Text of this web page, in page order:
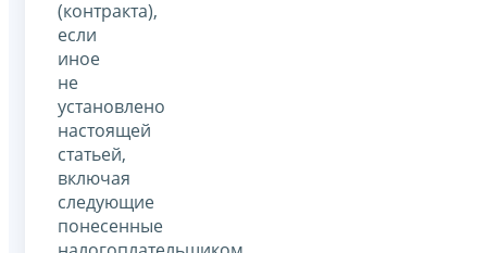
(контракта),
если
иное
не
установлено
настоящей
статьей,
включая
следующие
понесенные